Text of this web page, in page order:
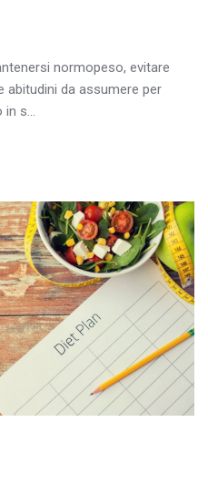
normopeso, evitare
da assumere per
s...